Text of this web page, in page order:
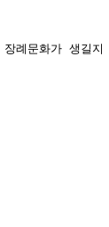
장례문화가 생길